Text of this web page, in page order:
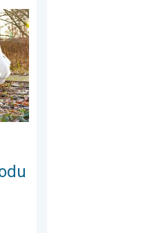
Najväčší jarný strašiak. . .